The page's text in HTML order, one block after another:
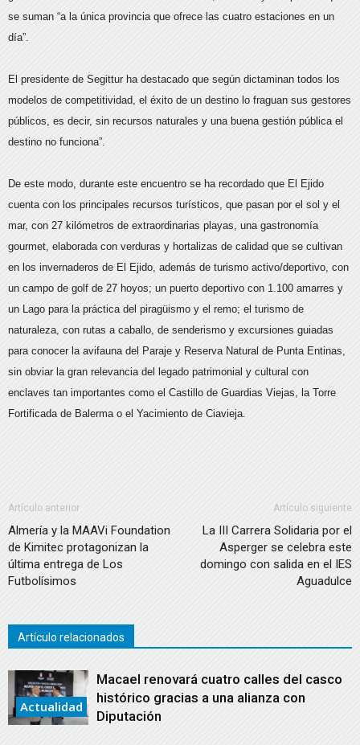
se suman “a la única provincia que ofrece las cuatro estaciones en un
día”.
El presidente de Segittur ha destacado que según dictaminan todos los
modelos de competitividad, el éxito de un destino lo fraguan sus gestores
públicos, es decir, sin recursos naturales y una buena gestión pública el
destino no funciona”.
De este modo, durante este encuentro se ha recordado que El Ejido
cuenta con los principales recursos turísticos, que pasan por el sol y el
mar, con 27 kilómetros de extraordinarias playas, una gastronomía
gourmet, elaborada con verduras y hortalizas de calidad que se cultivan
en los invernaderos de El Ejido, además de turismo activo/deportivo, con
un campo de golf de 27 hoyos; un puerto deportivo con 1.100 amarres y
un Lago para la práctica del piragüismo y el remo; el turismo de
naturaleza, con rutas a caballo, de senderismo y excursiones guiadas
para conocer la avifauna del Paraje y Reserva Natural de Punta Entinas,
sin obviar la gran relevancia del legado patrimonial y cultural con
enclaves tan importantes como el Castillo de Guardias Viejas, la Torre
Fortificada de Balerma o el Yacimiento de Ciavieja.
Artículo anterior
Almería y la MAAVi Foundation
de Kimitec protagonizan la
última entrega de Los
Futbolísimos
Artículo siguiente
La III Carrera Solidaria por el
Asperger se celebra este
domingo con salida en el IES
Aguadulce
Artículo relacionados
Actualidad
Macael renovará cuatro calles del casco
histórico gracias a una alianza con
Diputación